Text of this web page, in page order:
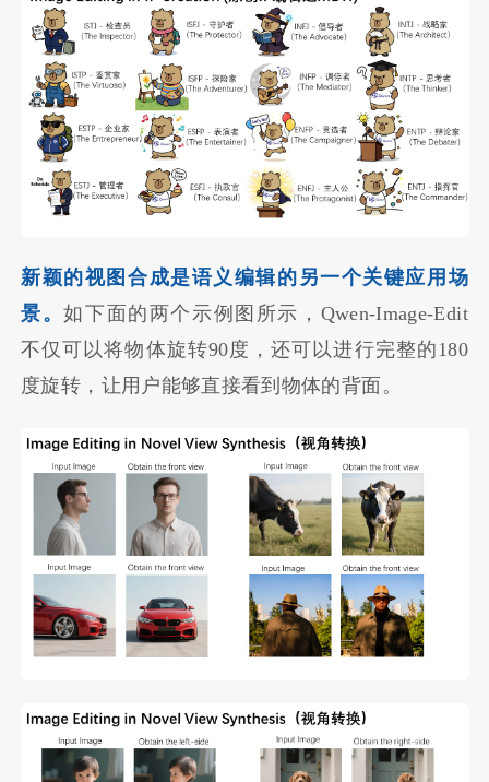
新颖的视图合成是语义编辑的另一个关键应用场
景。如下面的两个示例图所示，Qwen-Image-Edit
不仅可以将物体旋转90度，还可以进行完整的180
度旋转，让用户能够直接看到物体的背面。